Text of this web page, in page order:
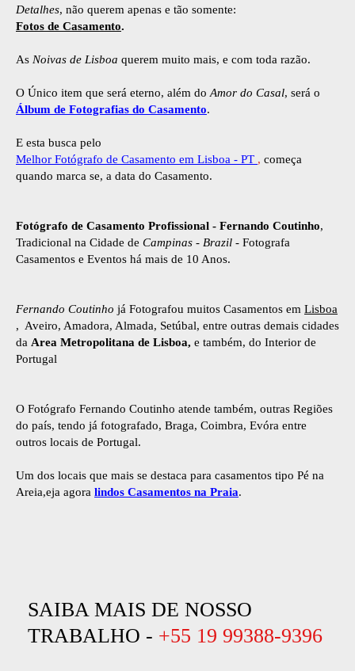
Detalhes, não querem apenas e tão somente:
Fotos de Casamento.
As Noivas de Lisboa querem muito mais, e com toda razão.
O Único item que será eterno, além do Amor do Casal, será o
Álbum de Fotografias do Casamento.
E esta busca pelo
Melhor Fotógrafo de Casamento em Lisboa - PT , começa
quando marca se, a data do Casamento.
Fotógrafo de Casamento Profissional - Fernando Coutinho,
Tradicional na Cidade de Campinas - Brazil - Fotografa
Casamentos e Eventos há mais de 10 Anos.
Fernando Coutinho já Fotografou muitos Casamentos em Lisboa
, Aveiro, Amadora, Almada, Setúbal, entre outras demais cidades
da Area Metropolitana de Lisboa, e também, do Interior de
Portugal
O Fotógrafo Fernando Coutinho atende também, outras Regiões
do país, tendo já fotografado, Braga, Coimbra, Evóra entre
outros locais de Portugal.
Um dos locais que mais se destaca para casamentos tipo Pé na
Areia,eja agora lindos Casamentos na Praia.
SAIBA MAIS DE NOSSO
TRABALHO - +55 19 99388-9396